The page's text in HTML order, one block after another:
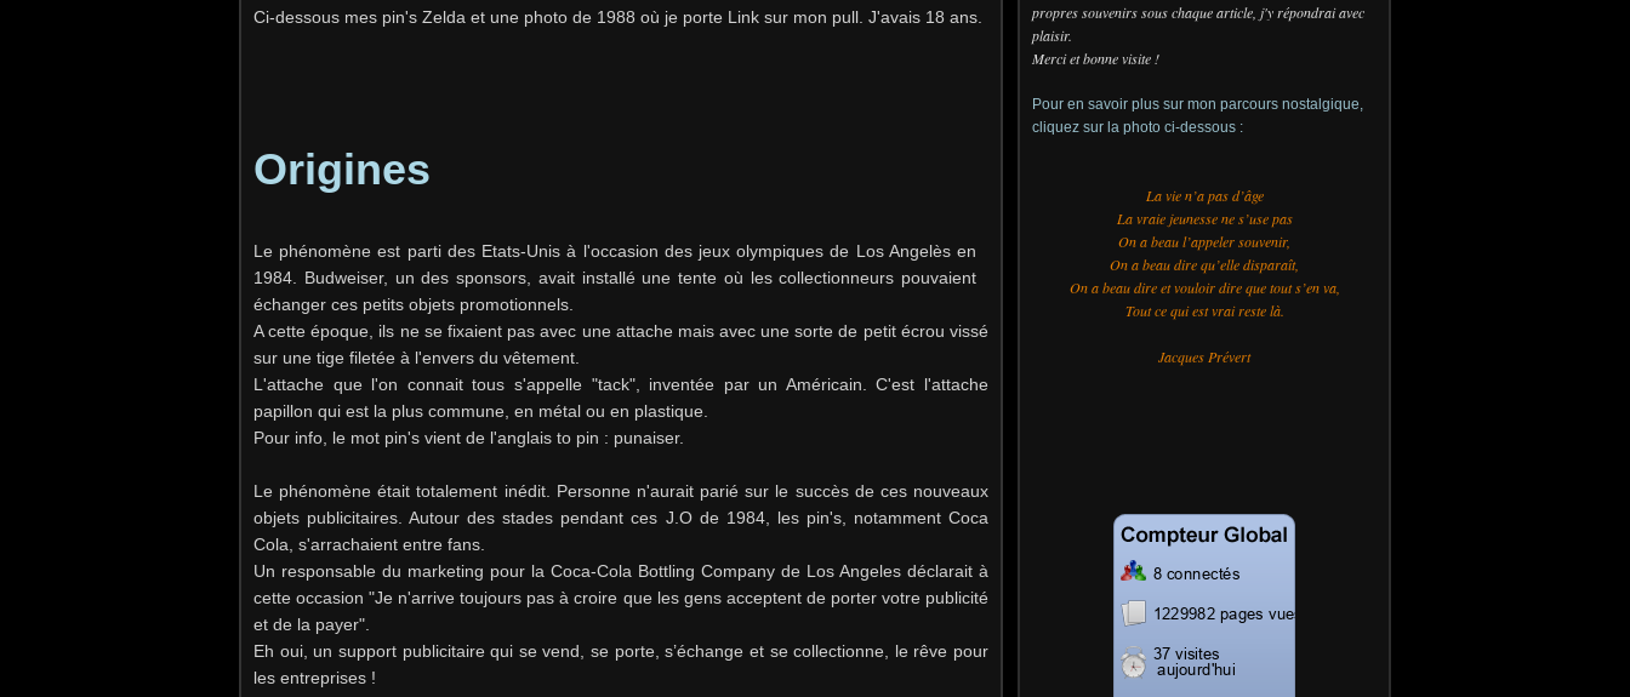
Ci-dessous mes pin's Zelda et une photo de 1988 où je porte Link sur mon pull. J'avais 18 ans.
Origines
Le phénomène est parti des Etats-Unis à l'occasion des jeux olympiques de Los Angelès en
1984. Budweiser, un des sponsors, avait installé une tente où les collectionneurs pouvaient
échanger ces petits objets promotionnels.
A cette époque, ils ne se fixaient pas avec une attache mais avec une sorte de petit écrou vissé
sur une tige filetée à l'envers du vêtement.
L'attache que l'on connait tous s'appelle "tack", inventée par un Américain. C'est l'attache
papillon qui est la plus commune, en métal ou en plastique.
Pour info, le mot pin's vient de l'anglais to pin : punaiser.
Le phénomène était totalement inédit. Personne n'aurait parié sur le succès de ces nouveaux
objets publicitaires. Autour des stades pendant ces J.O de 1984, les pin's, notamment Coca
Cola, s'arrachaient entre fans.
Un responsable du marketing pour la Coca-Cola Bottling Company de Los Angeles déclarait à
cette occasion "Je n'arrive toujours pas à croire que les gens acceptent de porter votre publicité
et de la payer".
Eh oui, un support publicitaire qui se vend, se porte, s’échange et se collectionne, le rêve pour
les entreprises !
propres souvenirs sous chaque article, j'y répondrai avec
plaisir.
Merci et bonne visite !
Pour en savoir plus sur mon parcours nostalgique,
cliquez sur la photo ci-dessous :
La vie n’a pas d’âge
La vraie jeunesse ne s’use pas
On a beau l’appeler souvenir,
On a beau dire qu’elle disparaît,
On a beau dire et vouloir dire que tout s’en va,
Tout ce qui est vrai reste là.
Jacques Prévert